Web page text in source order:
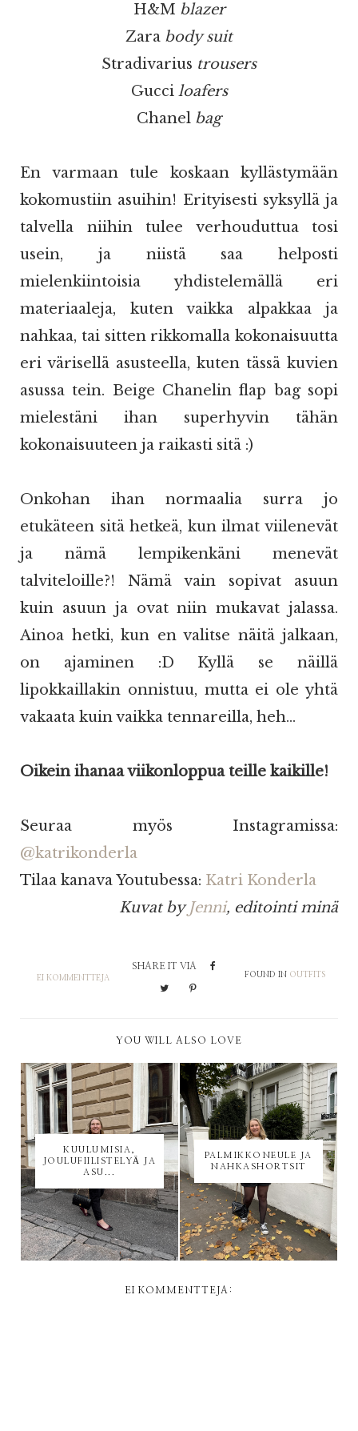
H&M blazer
Zara body suit
Stradivarius trousers
Gucci loafers
Chanel bag
En varmaan tule koskaan kyllästymään
kokomustiin asuihin! Erityisesti syksyllä ja
talvella niihin tulee verhouduttua tosi
usein, ja niistä saa helposti
mielenkiintoisia yhdistelemällä eri
materiaaleja, kuten vaikka alpakkaa ja
nahkaa, tai sitten rikkomalla kokonaisuutta
eri värisellä asusteella, kuten tässä kuvien
asussa tein. Beige Chanelin flap bag sopi
mielestäni ihan superhyvin tähän
kokonaisuuteen ja raikasti sitä :)
Onkohan ihan normaalia surra jo
etukäteen sitä hetkeä, kun ilmat viilenevät
ja nämä lempikenkäni menevät
talviteloille?! Nämä vain sopivat asuun
kuin asuun ja ovat niin mukavat jalassa.
Ainoa hetki, kun en valitse näitä jalkaan,
on ajaminen :D Kyllä se näillä
lipokkaillakin onnistuu, mutta ei ole yhtä
vakaata kuin vaikka tennareilla, heh...
Oikein ihanaa viikonloppua teille kaikille!
Seuraa myös Instagramissa:
@katrikonderla
Tilaa kanava Youtubessa: Katri Konderla
Kuvat byJenni, editointi minä
EI KOMMENTTEJA
SHARE IT VIA
FOUND IN OUTFITS
YOU WILL ALSO LOVE
KUULUMISIA,
JOULUFIILISTELYÄ JA
ASU...
PALMIKKONEULE JA
NAHKASHORTSIT
EI KOMMENTTEJA: